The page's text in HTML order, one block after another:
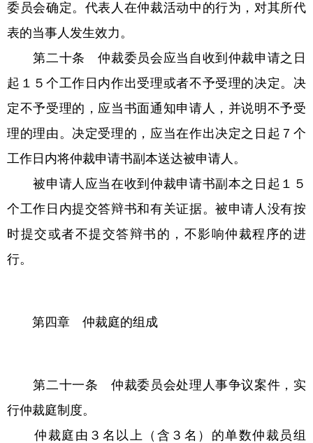
委员会确定。代表人在仲裁活动中的行为，对其所代
表的当事人发生效力。
第二十条 仲裁委员会应当自收到仲裁申请之日
起１５个工作日内作出受理或者不予受理的决定。决
定不予受理的，应当书面通知申请人，并说明不予受
理的理由。决定受理的，应当在作出决定之日起７个
工作日内将仲裁申请书副本送达被申请人。
被申请人应当在收到仲裁申请书副本之日起１５
个工作日内提交答辩书和有关证据。被申请人没有按
时提交或者不提交答辩书的，不影响仲裁程序的进
行。
第四章 仲裁庭的组成
第二十一条 仲裁委员会处理人事争议案件，实
行仲裁庭制度。
仲裁庭由３名以上（含３名）的单数仲裁员组